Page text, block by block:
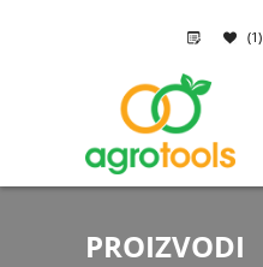
PROIZVODI
(1)